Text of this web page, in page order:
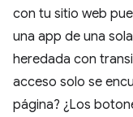
con tu sitio web
una app de una
heredada con
acceso solo se
página? ¿Los